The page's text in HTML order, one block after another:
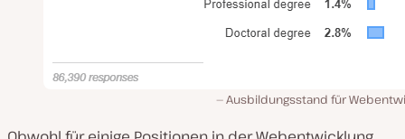
Ausbildungsstand für